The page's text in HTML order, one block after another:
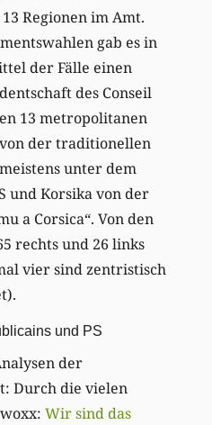
Regionen im Amt.
gab es in
der Fälle einen
des Conseil
13 metropolitanen
der traditionellen
unter dem
und Korsika von der
a Corsica“. Von den
rechts und 26 links
vier sind zentristisch
und PS
der
Durch die vielen
Wir sind das